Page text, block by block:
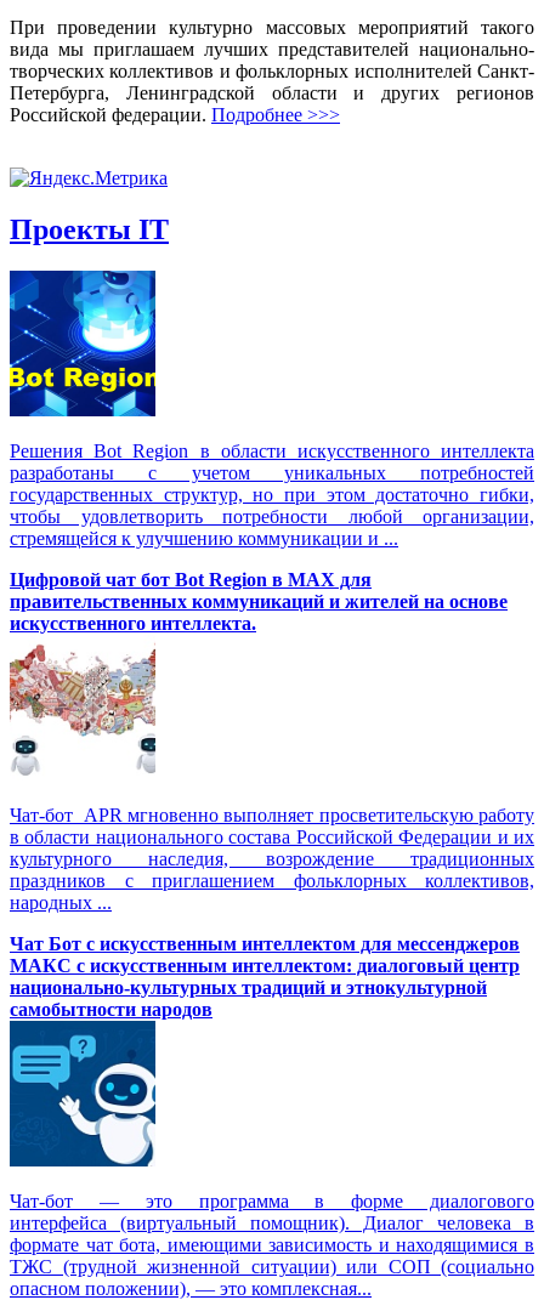
При проведении культурно массовых мероприятий такого
вида мы приглашаем лучших представителей национально-
творческих коллективов и фольклорных исполнителей Санкт-
Петербурга, Ленинградской области и других регионов
Российской федерации. Подробнее >>>
Проекты IT
Решения Вot Region в области искусственного интеллекта
разработаны с учетом уникальных потребностей
государственных структур, но при этом достаточно гибки,
чтобы удовлетворить потребности любой организации,
стремящейся к улучшению коммуникации и ...
Цифровой чат бот Вot Region в MAX для
правительственных коммуникаций и жителей на основе
искусственного интеллекта.
Чат-бот APR мгновенно выполняет просветительскую работу
в области национального состава Российской Федерации и их
культурного наследия, возрождение традиционных
праздников с приглашением фольклорных коллективов,
народных ...
Чат Бот с искусственным интеллектом для мессенджеров
МАКС с искусственным интеллектом: диалоговый центр
национально-культурных традиций и этнокультурной
самобытности народов
Чат-бот — это программа в форме диалогового
интерфейса (виртуальный помощник). Диалог человека в
формате чат бота, имеющими зависимость и находящимися в
ТЖС (трудной жизненной ситуации) или СОП (социально
опасном положении), — это комплексная...